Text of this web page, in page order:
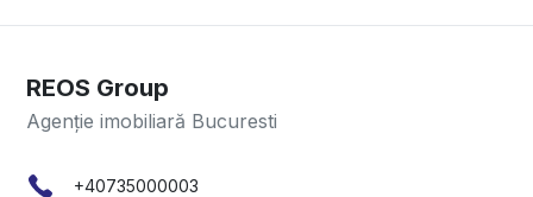
REOS Group
Agenție imobiliară Bucuresti
+40735000003